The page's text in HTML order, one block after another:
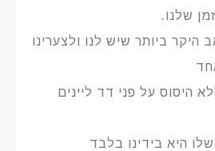
שלנו.
היקר ביותר שיש לנו ולצערינו
היסוס על פני דד ליינים
שלו היא בידינו בלבד